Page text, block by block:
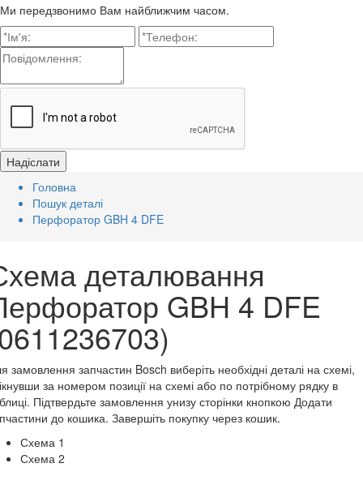
Ми передзвонимо Вам найближчим часом.
Головна
Пошук деталі
Перфоратор GBH 4 DFE
деталювання
GBH 4 DFE
замовлення запчастин Bosch виберіть необхідні деталі на схемі,
за номером позиції на схемі або по потрібному рядку в
Підтвердьте замовлення унизу сторінки кнопкою Додати
до кошика. Завершіть покупку через кошик.
Схема 1
Схема 2